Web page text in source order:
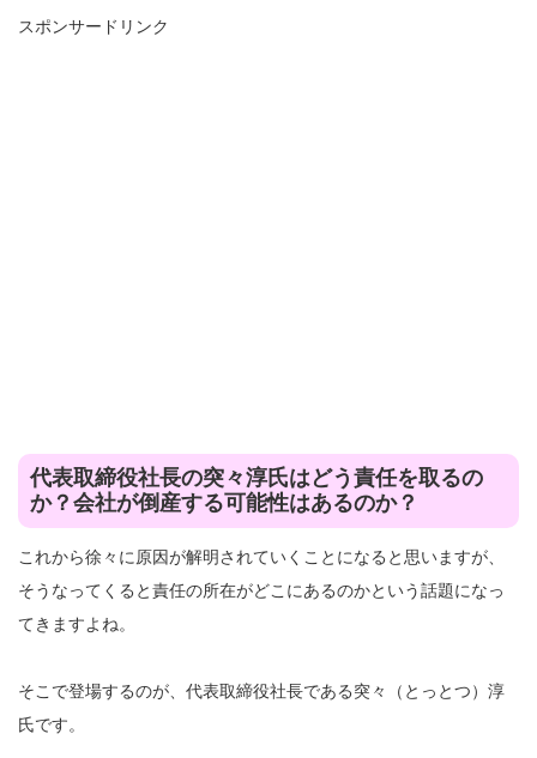
スポンサードリンク
代表取締役社長の突々淳氏はどう責任を取るの
か？会社が倒産する可能性はあるのか？
これから徐々に原因が解明されていくことになると思いますが、
そうなってくると責任の所在がどこにあるのかという話題になっ
てきますよね。
そこで登場するのが、代表取締役社長である突々（とっとつ）淳
氏です。